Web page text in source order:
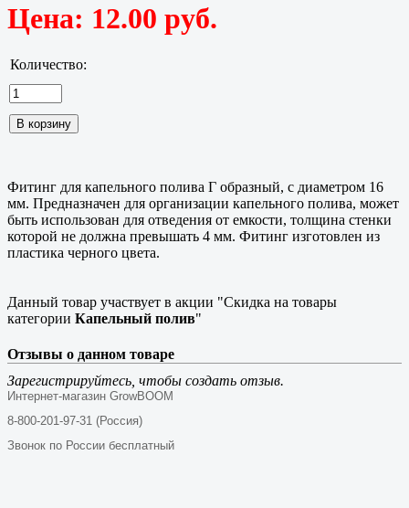
Цена: 12.00 руб.
Количество:
Фитинг для капельного полива Г образный, с диаметром 16
мм. Предназначен для организации капельного полива, может
быть использован для отведения от емкости, толщина стенки
которой не должна превышать 4 мм. Фитинг изготовлен из
пластика черного цвета.
Данный товар участвует в акции "Скидка на товары
категории Капельный полив"
Отзывы о данном товаре
Зарегистрируйтесь, чтобы создать отзыв.
Интернет-магазин GrowBOOM
8-800-201-97-31 (Россия)
Звонок по России бесплатный